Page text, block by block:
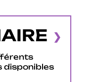
disponibles